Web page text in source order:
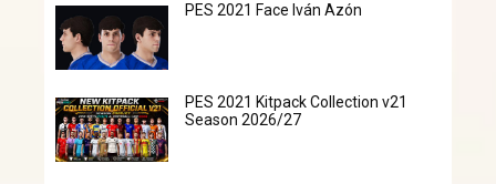
PES 2021 Face Iván Azón
PES 2021 Kitpack Collection v21
Season 2026/27